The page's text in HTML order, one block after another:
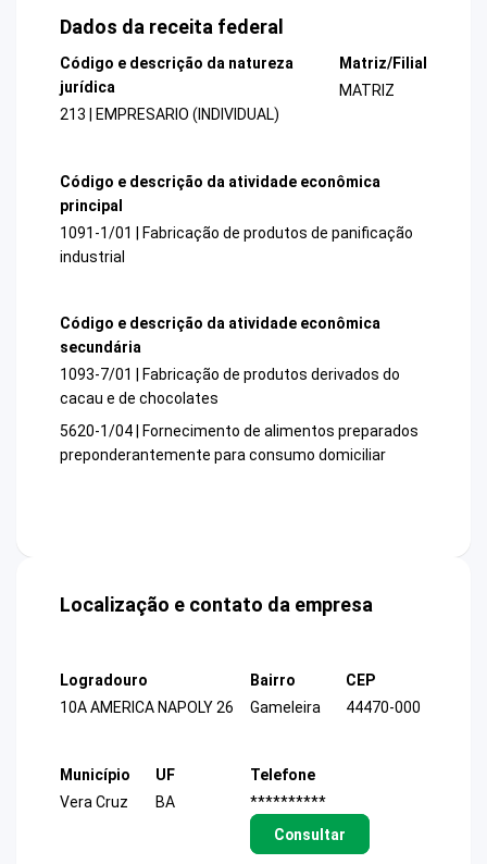
Dados da receita federal
Código e descrição da natureza
jurídica
213 | EMPRESARIO (INDIVIDUAL)
Matriz/Filial
MATRIZ
Código e descrição da atividade econômica
principal
1091-1/01 | Fabricação de produtos de panificação
industrial
Código e descrição da atividade econômica
secundária
1093-7/01 | Fabricação de produtos derivados do
cacau e de chocolates
5620-1/04 | Fornecimento de alimentos preparados
preponderantemente para consumo domiciliar
Localização e contato da empresa
Logradouro
10A AMERICA NAPOLY 26
Bairro
Gameleira
CEP
44470-000
Município
Vera Cruz
UF
BA
Telefone
**********
Consultar